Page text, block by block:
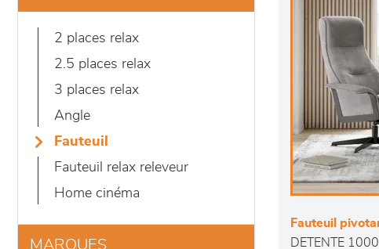
2 places relax
2.5 places relax
3 places relax
angle
fauteuil
fauteuil relax releveur
home cinéma
MARQUES
Fauteuil
DETENTE 1000